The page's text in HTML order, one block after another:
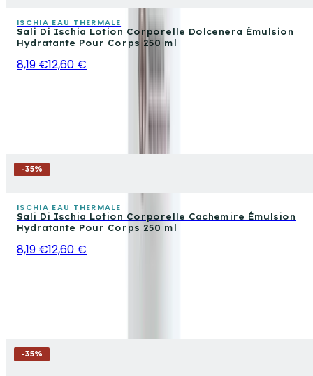
ISCHIA EAU THERMALE
Sali Di Ischia Lotion Corporelle Dolcenera Émulsion
Hydratante Pour Corps 250 ml
8,19 €12,60 €
-35%
ISCHIA EAU THERMALE
Sali Di Ischia Lotion Corporelle Cachemire Émulsion
Hydratante Pour Corps 250 ml
8,19 €12,60 €
-35%